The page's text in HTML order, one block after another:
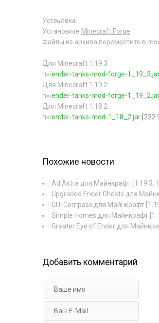
Установка:
Установите Minecraft Forge
Файлы из архива переместите в
Для Minecraft 1.19.3:
п»їender-tanks-mod-forge-
Для Minecraft 1.19.2:
п»їender-tanks-mod-forge-
Для Minecraft 1.18.2:
п»їender-tanks-mod-1_18_2.jar
Похожие новости
Ad Astra для Майнкрафт [1.19.3,
Upgraded Ender Chests для
GUI Compass для Майнкрафт
Simple Homes для Майнкрафт
Greater Eye of Ender для
Добавить комментарий